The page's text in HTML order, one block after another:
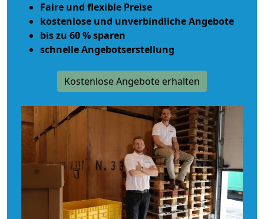
Faire und flexible Preise
kostenlose und unverbindliche Angebote
bis zu 60 % sparen
schnelle Angebotserstellung
Kostenlose Angebote erhalten